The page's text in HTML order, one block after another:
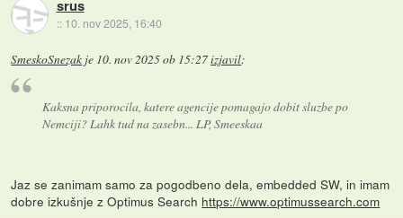
srus
:: 10. nov 2025, 16:40
SmeskoSnezak je 10. nov 2025 ob 15:27izjavil:
Kaksna priporocila, katere agencije pomagajo dobit sluzbe po
Nemciji? Lahk tud na zasebn... LP, Smeeskaa
Jaz se zanimam samo za pogodbeno dela, embedded SW, in imam
dobre izkušnje z Optimus Search https://www.optimussearch.com